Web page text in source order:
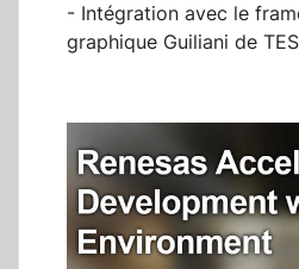
- Intégration avec le
graphique Guiliani de TES